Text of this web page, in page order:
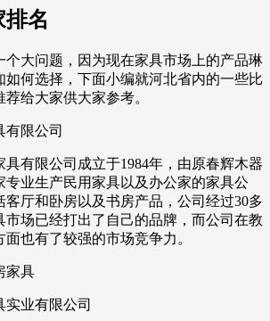
名
个大问题，因为现在家具市场上的产品琳
如何选择，下面小编就河北省内的一些比
给大家供大家参考。
有限公司
有限公司成立于1984年，由原春辉木器
专业生产民用家具以及办公家的家具公
客厅和卧房以及书房产品，公司经过30多
市场已经打出了自己的品牌，而公司在教
也有了较强的市场竞争力。
家具
实业有限公司